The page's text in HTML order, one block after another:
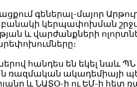
գեներալ-մայոր
բանակի կերպափոխման
և վարժանքների
հանդես են եկել նաև
ռազմական ակադեմիայի
և ՆԱՏՕ-ի ու ԵՄ-ի հետ